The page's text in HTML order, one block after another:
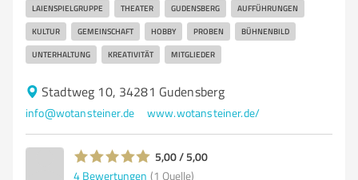
LAIENSPIELGRUPPE THEATER GUDENSBERG AUFFÜHRUNGEN
KULTUR GEMEINSCHAFT HOBBY PROBEN BÜHNENBILD
UNTERHALTUNG KREATIVITÄT MITGLIEDER
Stadtweg 10, 34281 Gudensberg
info@wotansteiner.de www.wotansteiner.de/
5,00 / 5,00
4 Bewertungen (1 Quelle)